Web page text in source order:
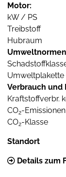
Motor:
kW / PS
Treibstoff
Hubraum
Umweltplakette
Verbrauch und
Kraftstoffverbr.
CO2-
CO2-Klasse
Standort
Details zum